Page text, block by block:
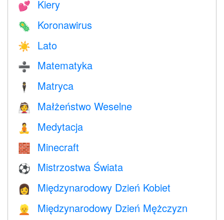
💕 Kiery
🦠 Koronawirus
☀️ Lato
➗ Matematyka
🕴️ Matryca
👰 Małżeństwo Weselne
🧘 Medytacja
🧱 Minecraft
⚽ Mistrzostwa Świata
👩 Międzynarodowy Dzień Kobiet
👱 Międzynarodowy Dzień Mężczyzn